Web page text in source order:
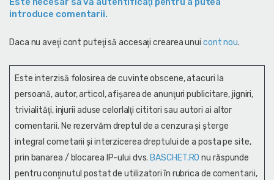
introduce comentarii.
Daca nu aveţi cont puteţi să accesaţi crearea unui cont nou.
Este interzisă folosirea de cuvinte obscene, atacuri la
persoană, autor, articol, afişarea de anunţuri publicitare, jigniri,
trivialităţi, injurii aduse celorlalţi cititori sau autori ai altor
comentarii. Ne rezervăm dreptul de a cenzura și şterge
integral cometarii și interzicerea dreptului de a posta pe site,
prin banarea / blocarea IP-ului dvs.BASCHET.RO nu răspunde
pentru conţinutul postat de utilizatori în rubrica de comentarii,